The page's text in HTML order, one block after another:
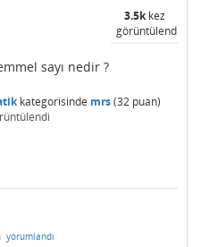
3.5kkez
görüntülendi
sayı nedir ?
kategorisinde mrs(32 puan)
yorumlandı